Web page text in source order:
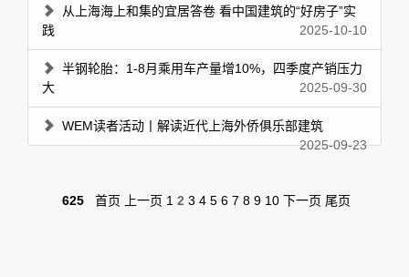
从上海海上和集的宜居答卷 看中国建筑的“好房子”实
践
2025-10-10
半钢轮胎：1-8月乘用车产量增10%，四季度产销压力
大
2025-09-30
WEM读者活动丨解读近代上海外侨俱乐部建筑
2025-09-23
625 首页 上一页 1 2 3 4 5 6 7 8 9 10 下一页 尾页